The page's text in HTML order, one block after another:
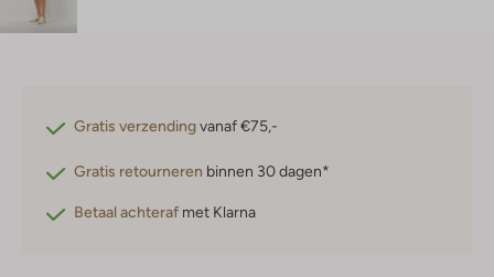
Gratis verzendingvanaf €75,-
Gratis retourneren binnen 30 dagen*
Betaal achteraf met Klarna